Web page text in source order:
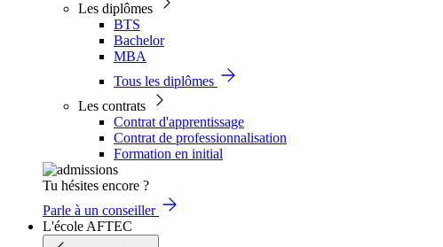
Les diplômes
BTS
Bachelor
MBA
Tous les diplômes
Les contrats
Contrat d'apprentissage
Contrat de professionnalisation
Formation en initial
Tu hésites encore ?
Parle à un conseiller
L'école AFTEC